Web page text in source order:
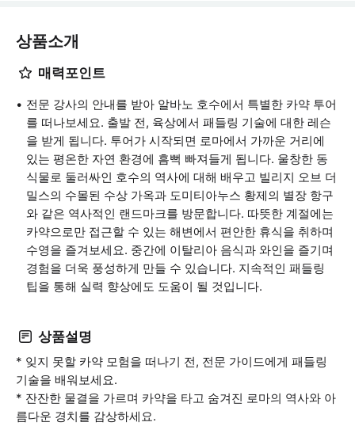
상품소개
매력포인트
전문 강사의 안내를 받아 알바노 호수에서 특별한 카약 투어
를 떠나보세요. 출발 전, 육상에서 패들링 기술에 대한 레슨
을 받게 됩니다. 투어가 시작되면 로마에서 가까운 거리에
있는 평온한 자연 환경에 흠뻑 빠져들게 됩니다. 울창한 동
식물로 둘러싸인 호수의 역사에 대해 배우고 빌리지 오브 더
밀스의 수몰된 수상 가옥과 도미티아누스 황제의 별장 항구
와 같은 역사적인 랜드마크를 방문합니다. 따뜻한 계절에는
카약으로만 접근할 수 있는 해변에서 편안한 휴식을 취하며
수영을 즐겨보세요. 중간에 이탈리아 음식과 와인을 즐기며
경험을 더욱 풍성하게 만들 수 있습니다. 지속적인 패들링
팁을 통해 실력 향상에도 도움이 될 것입니다.
상품설명
* 잊지 못할 카약 모험을 떠나기 전, 전문 가이드에게 패들링
기술을 배워보세요.
* 잔잔한 물결을 가르며 카약을 타고 숨겨진 로마의 역사와 아
름다운 경치를 감상하세요.